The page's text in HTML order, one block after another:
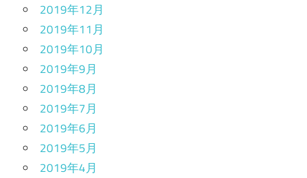
2019年12月
2019年11月
2019年10月
2019年9月
2019年8月
2019年7月
2019年6月
2019年5月
2019年4月